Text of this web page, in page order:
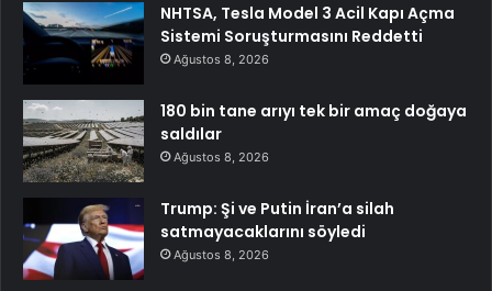
NHTSA, Tesla Model 3 Acil Kapı Açma
Sistemi Soruşturmasını Reddetti
Ağustos 8, 2026
180 bin tane arıyı tek bir amaç doğaya
saldılar
Ağustos 8, 2026
Trump: Şi ve Putin İran’a silah
satmayacaklarını söyledi
Ağustos 8, 2026